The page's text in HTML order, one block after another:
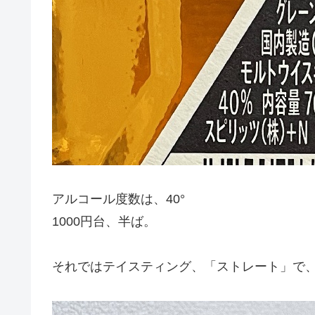
アルコール度数は、40°
1000円台、半ば。
それではテイスティング、「ストレート」で